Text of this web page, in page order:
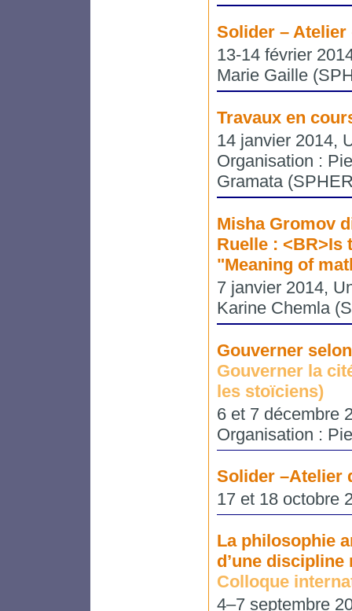
Solider – Atelier
13-14 février
Marie Gaille
Travaux en
14 janvier 2014,
Organisation :
Gramata
Misha Gromov
Ruelle : <BR>Is
"Meaning of
7 janvier 2014,
Karine Chemla
Gouverner
Gouverner la
les stoïciens)
6 et 7 décembre
Organisation :
Solider –Atelier
17 et 18 octobre
La philosophie
d’une discipline
Colloque
4–7 septembre